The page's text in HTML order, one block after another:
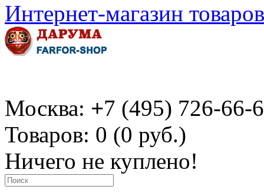
Интернет-магазин
Москва: +7 (495) 726-66-
Товаров: 0 (0 руб.)
Ничего не куплено!